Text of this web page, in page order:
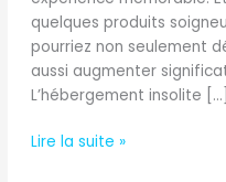
quelques produits
pourriez non seulement
aussi augmenter
L’hébergement insolite […]
vos
Revenus)
Lire la suite »